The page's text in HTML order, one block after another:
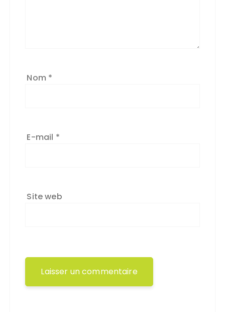
Nom *
E-mail *
Site web